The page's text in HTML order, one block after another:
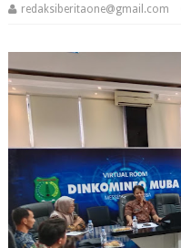
redaksiberitaone@gmail.com